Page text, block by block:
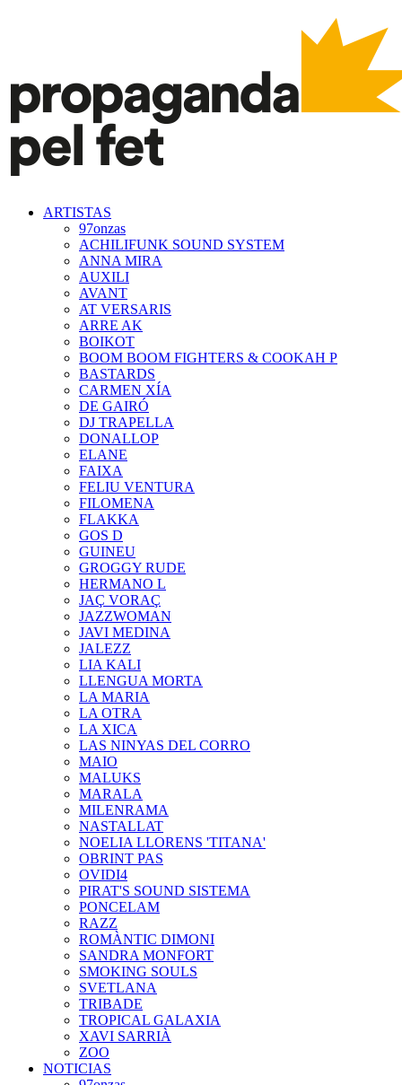
ARTISTAS
97onzas
ACHILIFUNK SOUND SYSTEM
ANNA MIRA
AUXILI
AVANT
AT VERSARIS
ARRE AK
BOIKOT
BOOM BOOM FIGHTERS & COOKAH P
BASTARDS
CARMEN XÍA
DE GAIRÓ
DJ TRAPELLA
DONALLOP
ELANE
FAIXA
FELIU VENTURA
FILOMENA
FLAKKA
GOS D
GUINEU
GROGGY RUDE
HERMANO L
JAÇ VORAÇ
JAZZWOMAN
JAVI MEDINA
JALEZZ
LIA KALI
LLENGUA MORTA
LA MARIA
LA OTRA
LA XICA
LAS NINYAS DEL CORRO
MAIO
MALUKS
MARALA
MILENRAMA
NASTALLAT
NOELIA LLORENS 'TITANA'
OBRINT PAS
OVIDI4
PIRAT'S SOUND SISTEMA
PONCELAM
RAZZ
ROMÀNTIC DIMONI
SANDRA MONFORT
SMOKING SOULS
SVETLANA
TRIBADE
TROPICAL GALAXIA
XAVI SARRIÀ
ZOO
NOTICIAS